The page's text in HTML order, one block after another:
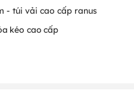
- túi vải cao cấp ranus
kéo cao cấp